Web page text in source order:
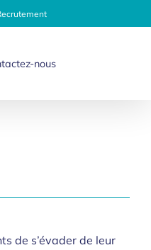
nous
de s’évader de leur